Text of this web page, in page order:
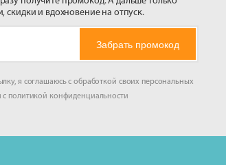
скидки и вдохновение на отпуск.
Забрать промокод
я соглашаюсь с обработкой своих персональных
с политикой конфиденциальности